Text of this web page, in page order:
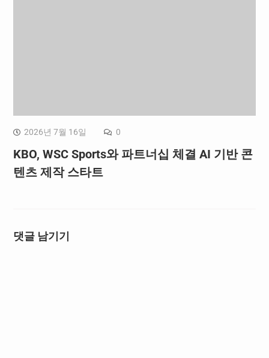
2026년 7월 16일 0
KBO, WSC Sports와 파트너십 체결 AI 기반 콘
텐츠 제작 스타트
댓글 남기기